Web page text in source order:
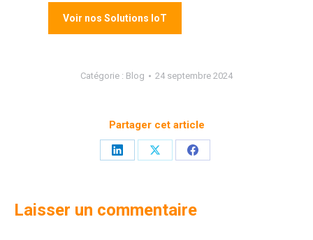
Voir nos Solutions IoT
Catégorie : Blog 24 septembre 2024
Partager cet article
PartagerPartagerPartager
Laisser un commentaire